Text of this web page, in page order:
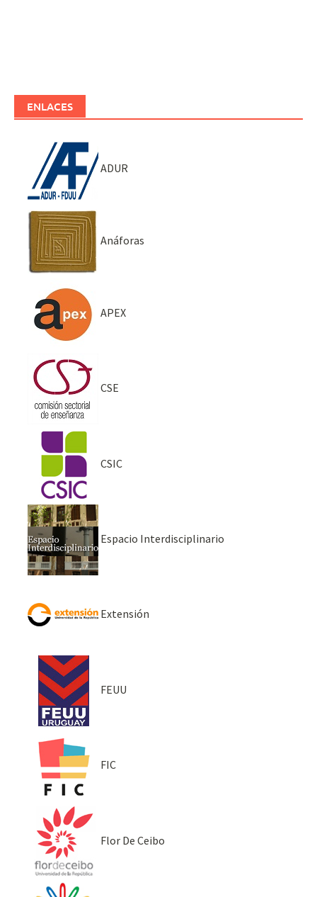
ENLACES
ADUR
Anáforas
APEX
CSE
CSIC
Espacio Interdisciplinario
Extensión
FEUU
FIC
Flor De Ceibo